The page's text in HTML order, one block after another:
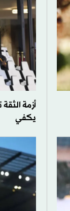
أزمة
يكفي